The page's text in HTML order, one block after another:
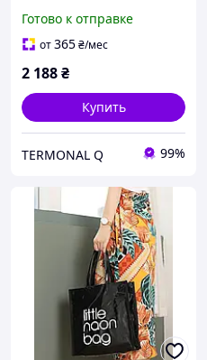
Vintage Зеленая
Готово к отправке
от365₴/мес
2 188₴
Купить
TERMONAL Q 99%